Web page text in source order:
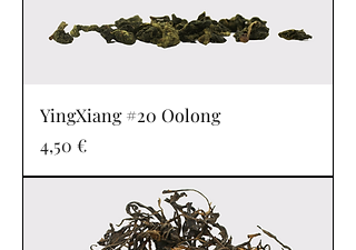
YingXiang #20 Oolong
Prix
4,50 €